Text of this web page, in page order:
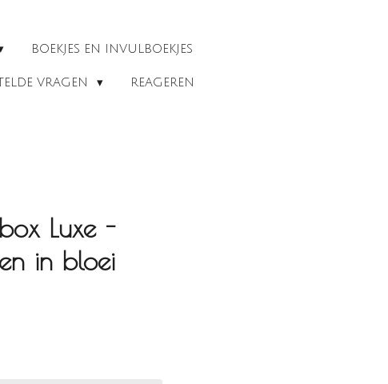
BOEKJES EN INVULBOEKJES
VRAGEN REAGEREN
Luxe -
in bloei